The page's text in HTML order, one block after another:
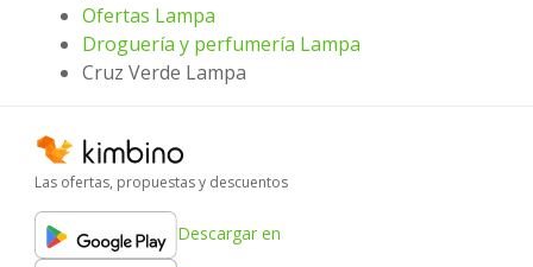
Ofertas Lampa
Droguería y perfumería Lampa
Cruz Verde Lampa
Las ofertas, propuestas y descuentos
Descargar en